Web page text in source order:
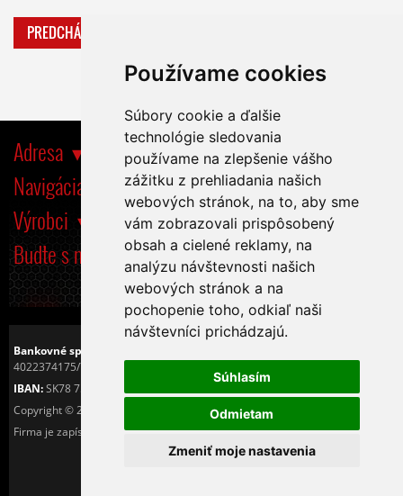
Používame cookies
Súbory cookie a ďalšie
technológie sledovania
používame na zlepšenie vášho
zážitku z prehliadania našich
webových stránok, na to, aby sme
vám zobrazovali prispôsobený
obsah a cielené reklamy, na
analýzu návštevnosti našich
webových stránok a na
pochopenie toho, odkiaľ naši
návštevníci prichádzajú.
Súhlasím
Odmietam
Zmeniť moje nastavenia
PREDCHÁDZAJÚCA
Adresa
Navigácia
Výrobci
Buďte s nami tiež na
Bankovné spojenie:
4022374175/7500
IBAN:SK78 7500 0000 0040 2237 4175
Copyright © 2016
Firma je zapísaná v OR Okresného sůdu v Košiciach I. pod číslom 25425/V.